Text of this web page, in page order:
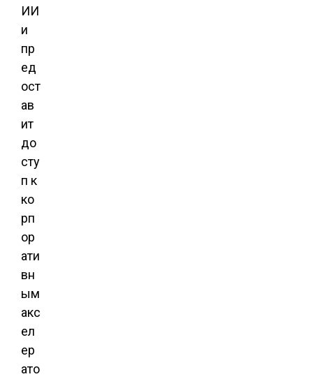
ИИ
и
пр
ед
ост
ав
ит
до
сту
п к
ко
рп
ор
ати
вн
ым
акс
ел
ер
ато